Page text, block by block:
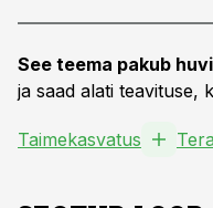
See teema pakub
ja saad alati teavituse,
Taimekasvatus